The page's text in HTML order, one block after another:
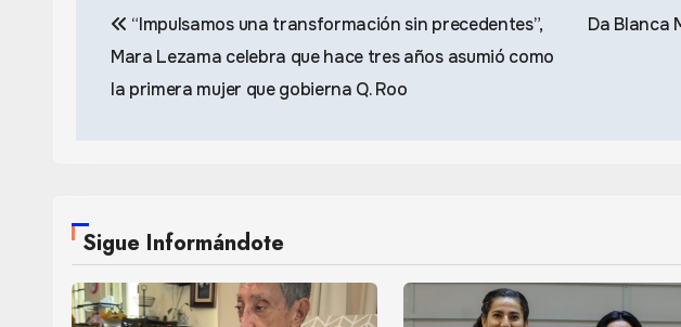
de
entradas
“Impulsamos una transformación sin precedentes”,
Mara Lezama celebra que hace tres años asumió como
la primera mujer que gobierna Q. Roo
Da Blanca
Sigue Informándote